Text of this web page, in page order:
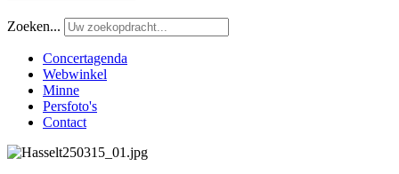
Zoeken...
Concertagenda
Webwinkel
Minne
Persfoto's
Contact